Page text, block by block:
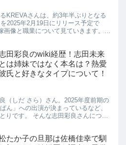
KREVAさんは、約3年半ぶりとなる
2025年2月19日にリリース予定で
像と職業について見ていきます。
田彩良のwiki経歴！志田未来
とは姉妹ではなく本名は？熱愛
氏と好きなタイプについて！
（しだ さら）さん。2025年度前期の
ん」への出演が決まっているなど、
りです。 そんな志田彩良さんについ
たか子の旦那は佐橋佳幸で馴